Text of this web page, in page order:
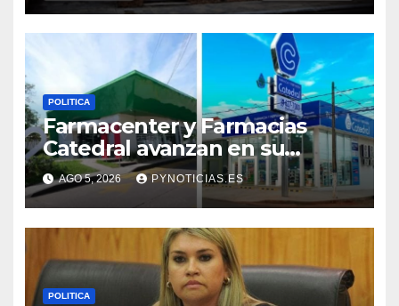
POLITICA
Farmacenter y Farmacias
Catedral avanzan en su
proceso de fusión
AGO 5, 2026 PYNOTICIAS.ES
POLITICA